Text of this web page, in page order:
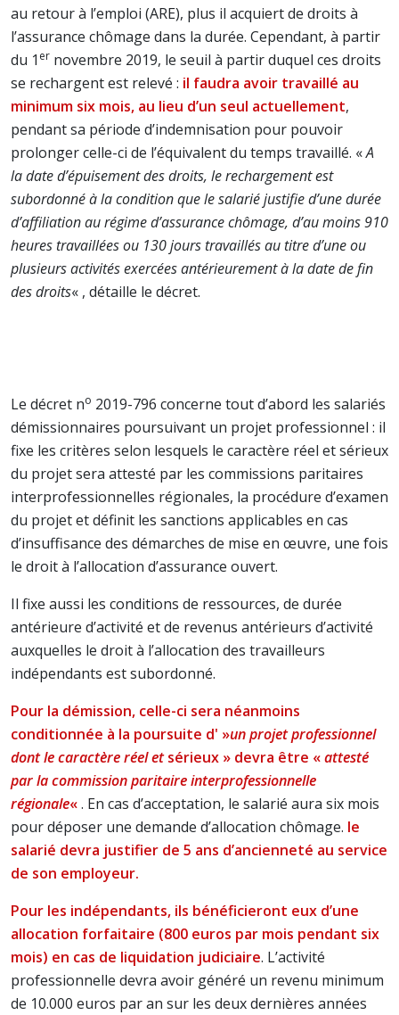
au retour à l’emploi (ARE), plus il acquiert de droits à
l’assurance chômage dans la durée. Cependant, à partir
du 1 er novembre 2019, le seuil à partir duquel ces droits
se rechargent est relevé : il faudra avoir travaillé au
minimum six mois, au lieu d’un seul actuellement,
pendant sa période d’indemnisation pour pouvoir
prolonger celle-ci de l’équivalent du temps travaillé. «A
la date d’épuisement des droits, le rechargement est
subordonné à la condition que le salarié justifie d’une durée
d’affiliation au régime d’assurance chômage, d’au moins 910
heures travaillées ou 130 jours travaillés au titre d’une ou
plusieurs activités exercées antérieurement à la date de fin
des droits« , détaille le décret.
Le décret no 2019-796 concerne tout d’abord les salariés
démissionnaires poursuivant un projet professionnel : il
fixe les critères selon lesquels le caractère réel et sérieux
du projet sera attesté par les commissions paritaires
interprofessionnelles régionales, la procédure d’examen
du projet et définit les sanctions applicables en cas
d’insuffisance des démarches de mise en œuvre, une fois
le droit à l’allocation d’assurance ouvert.
Il fixe aussi les conditions de ressources, de durée
antérieure d’activité et de revenus antérieurs d’activité
auxquelles le droit à l’allocation des travailleurs
indépendants est subordonné.
Pour la démission, celle-ci sera néanmoins
conditionnée à la poursuite d' »un projet professionnel
dont le caractère réel etsérieux » devra être «attesté
par la commission paritaire interprofessionnelle
régionale«. En cas d’acceptation, le salarié aura six mois
pour déposer une demande d’allocation chômage. le
salarié devra justifier de 5 ans d’ancienneté au service
de son employeur.
Pour les indépendants, ils bénéficieront eux d’une
allocation forfaitaire (800 euros par mois pendant six
mois) en cas de liquidation judiciaire. L’activité
professionnelle devra avoir généré un revenu minimum
de 10.000 euros par an sur les deux dernières années